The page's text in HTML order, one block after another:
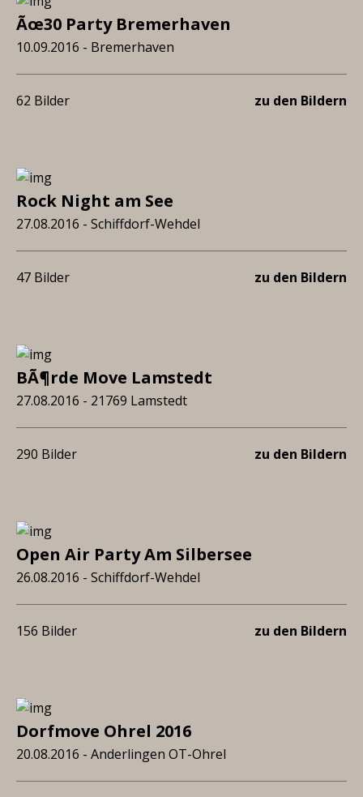
Ãœ30 Party Bremerhaven
10.09.2016 - Bremerhaven
62 Bilder zu den Bildern
Rock Night am See
27.08.2016 - Schiffdorf-Wehdel
47 Bilder zu den Bildern
BÃ¶rde Move Lamstedt
27.08.2016 - 21769 Lamstedt
290 Bilder zu den Bildern
Open Air Party Am Silbersee
26.08.2016 - Schiffdorf-Wehdel
156 Bilder zu den Bildern
Dorfmove Ohrel 2016
20.08.2016 - Anderlingen OT-Ohrel